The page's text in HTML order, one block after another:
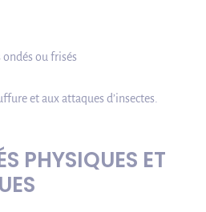
ou frisés
et aux attaques d’insectes.
PHYSIQUES ET